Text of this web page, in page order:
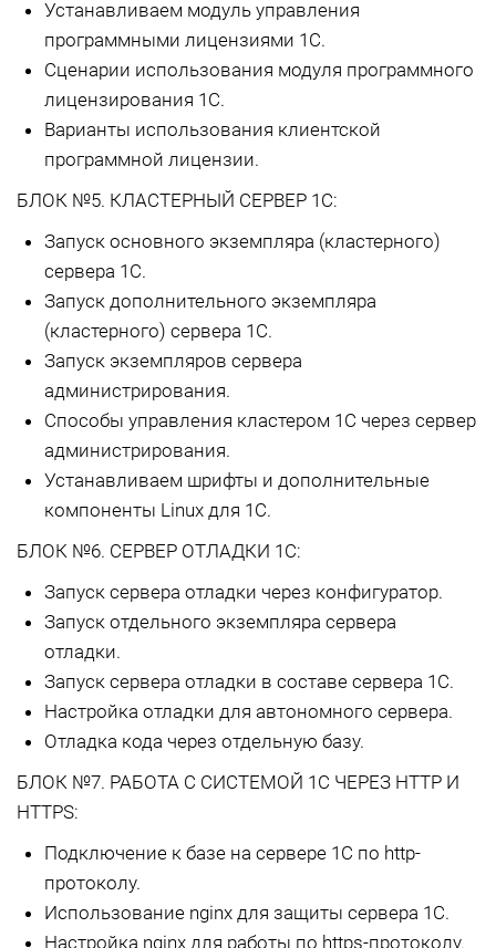
Устанавливаем модуль управления
программными лицензиями 1С.
Сценарии использования модуля программного
лицензирования 1С.
Варианты использования клиентской
программной лицензии.
БЛОК №5. КЛАСТЕРНЫЙ СЕРВЕР 1С:
Запуск основного экземпляра (кластерного)
сервера 1С.
Запуск дополнительного экземпляра
(кластерного) сервера 1С.
Запуск экземпляров сервера
администрирования.
Способы управления кластером 1С через сервер
администрирования.
Устанавливаем шрифты и дополнительные
компоненты Linux для 1С.
БЛОК №6. СЕРВЕР ОТЛАДКИ 1С:
Запуск сервера отладки через конфигуратор.
Запуск отдельного экземпляра сервера
отладки.
Запуск сервера отладки в составе сервера 1С.
Настройка отладки для автономного сервера.
Отладка кода через отдельную базу.
БЛОК №7. РАБОТА С СИСТЕМОЙ 1С ЧЕРЕЗ HTTP И
HTTPS:
Подключение к базе на сервере 1С по http-
протоколу.
Использование nginx для защиты сервера 1С.
Настройка nginx для работы по https-протоколу.